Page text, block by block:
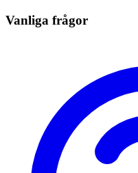
Vanliga frågor